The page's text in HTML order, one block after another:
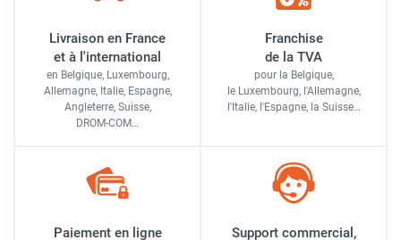
Livraison en France
et à l'international
en Belgique, Luxembourg,
Allemagne, Italie, Espagne,
Angleterre, Suisse,
DROM-COM…
Franchise
de la TVA
pour la Belgique,
le Luxembourg, l'Allemagne,
l'Italie, l'Espagne, la Suisse…
Paiement en ligne
Support commercial,